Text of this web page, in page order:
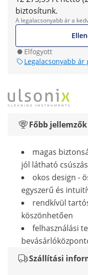
biztosítunk.
A legalacsonyabb ár a
Elfogyott
Legalacsonyabb ár
Főbb jellemzők
magas
jól látható
okos design -
egyszerű és
rendkívül
köszönhetően
felhasználási
Szállítási